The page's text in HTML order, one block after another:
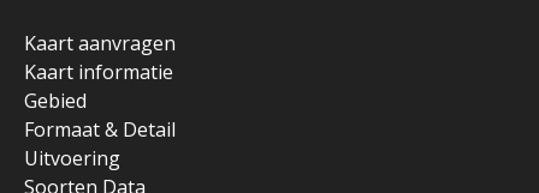
Kaart aanvragen
Kaart informatie
Gebied
Formaat & Detail
Uitvoering
Soorten Data